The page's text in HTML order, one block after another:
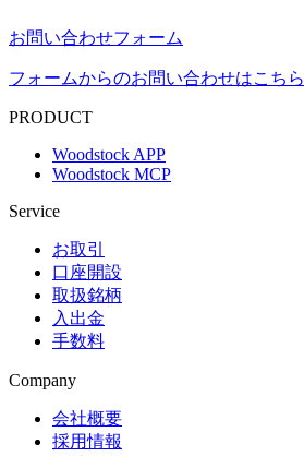
お問い合わせフォーム
フォームからのお問い合わせはこちら
PRODUCT
Woodstock APP
Woodstock MCP
Service
お取引
口座開設
取扱銘柄
入出金
手数料
Company
会社概要
採用情報